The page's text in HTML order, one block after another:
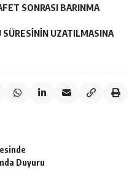
SONRASI BARINMA
SÜRESİNİN UZATILMASINA
Duyuru